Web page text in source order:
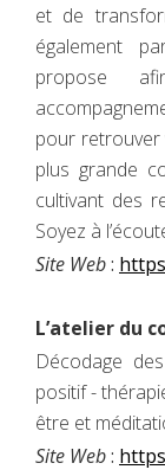
et de
également
propose
pour retrouver
plus grande
cultivant des
Soyez à
Site Web:
L’atelier du
Décodage
positif -
être et
Site Web: